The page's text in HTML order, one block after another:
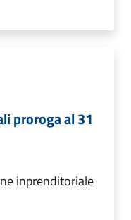
proroga al 31
inprenditoriale